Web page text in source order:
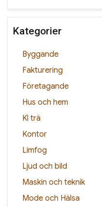
Kategorier
Byggande
Fakturering
Företagande
Hus och hem
Kl trä
Kontor
Limfog
Ljud och bild
Maskin och teknik
Mode och Hälsa